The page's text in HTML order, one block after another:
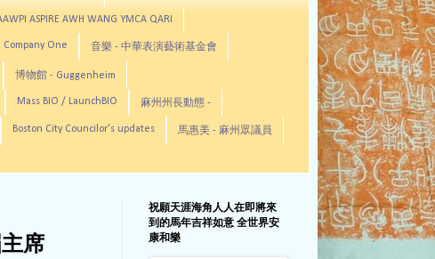
ASPIRE AWH WANG YMCA QARI
Company One 音樂 - 中華表演藝術基金會
博物館 - Guggenheim
Mass BIO / LaunchBIO 麻州州長動態 -
Boston City Councilor's updates 馬惠美 - 麻州眾議員
席
祝願天涯海角人人在即將來
到的馬年吉祥如意 全世界安
康和樂